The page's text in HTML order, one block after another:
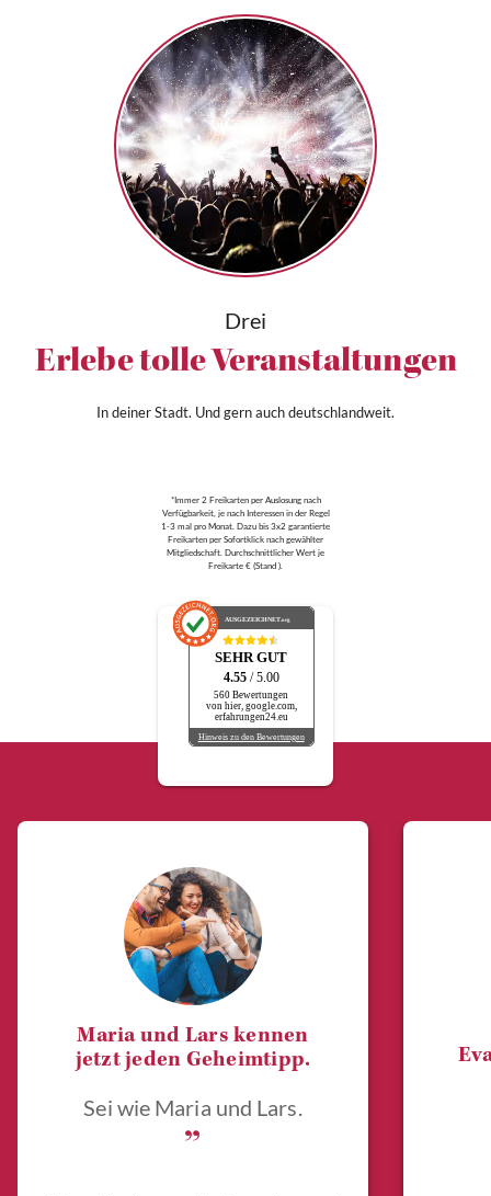
Drei
Erlebe tolle Veranstaltungen
In deiner Stadt. Und gern auch deutschlandweit.
*Immer 2 Freikarten per Auslosung nach
Verfügbarkeit, je nach Interessen in der Regel
1-3 mal pro Monat. Dazu bis 3x2 garantierte
Freikarten per Sofortklick nach gewählter
Mitgliedschaft. Durchschnittlicher Wert je
Freikarte € (Stand ).
AUSGEZEICHNET.org
SEHR GUT
4.55 / 5.00
560 Bewertungen
von hier, google.com,
erfahrungen24.eu
Hinweis zu den Bewertungen
Maria und Lars kennen
jetzt jeden Geheimtipp.
Sei wie Maria und Lars.
„